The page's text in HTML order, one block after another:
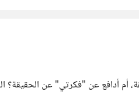
أدافع عن الحقيقة، أم أدافع عن